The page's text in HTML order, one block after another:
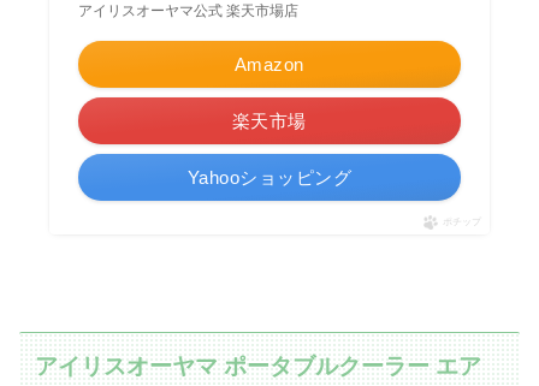
アイリスオーヤマ公式 楽天市場店
Amazon
楽天市場
Yahooショッピング
ポチップ
アイリスオーヤマ ポータブルクーラー エア